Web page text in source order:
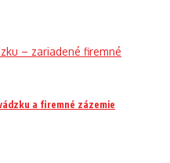
a firemné zázemie